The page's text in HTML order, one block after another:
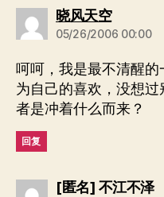
晓风天空说：
05/26/2006 00:00
呵呵，我是最不清醒
为自己的喜欢，没想
者是冲着什么而来？
回复
[匿名] 不江不泽